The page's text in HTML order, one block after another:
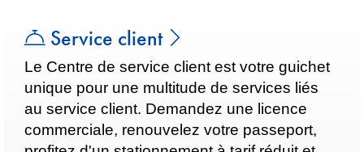
Service client
Le Centre de service client est votre guichet
unique pour une multitude de services liés
au service client. Demandez une licence
commerciale, renouvelez votre passeport,